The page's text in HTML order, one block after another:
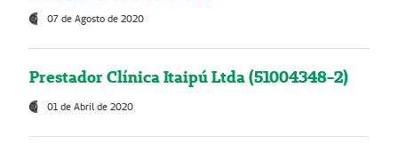
07 de Agosto de 2020
Prestador Clínica Itaipú Ltda (51004348-2)
01 de Abril de 2020